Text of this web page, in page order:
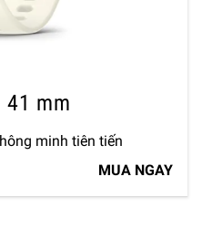
41 mm
minh tiên tiến
MUA NGAY